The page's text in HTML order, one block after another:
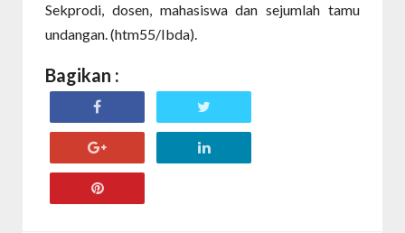
Sekprodi, dosen, mahasiswa dan sejumlah tamu
undangan. (htm55/Ibda).
Bagikan :